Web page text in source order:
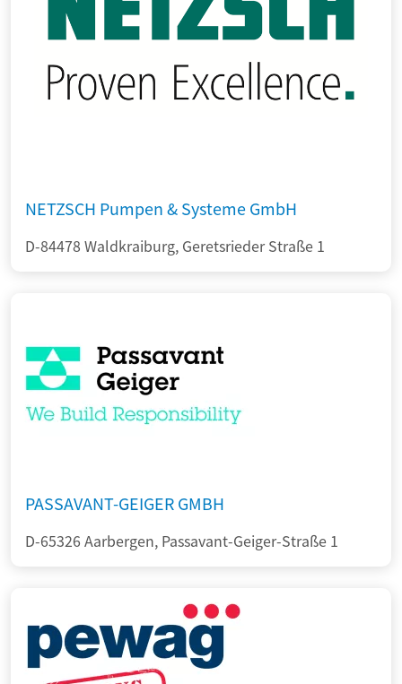
NETZSCH Pumpen & Systeme GmbH
D-84478 Waldkraiburg, Geretsrieder Straße 1
PASSAVANT-GEIGER GMBH
D-65326 Aarbergen, Passavant-Geiger-Straße 1